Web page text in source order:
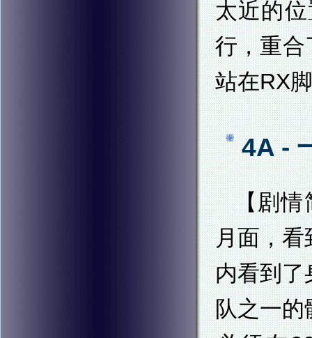
太近的
行，重合
站在RX
4A -
【剧情
月面，看
内看到了
队之一的